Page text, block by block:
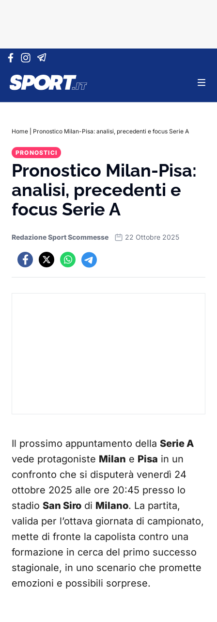
Vai al contenuto
Home Pronostico Milan-Pisa: analisi, precedenti e focus Serie A
PRONOSTICI
Pronostico Milan-Pisa:
analisi, precedenti e
focus Serie A
Redazione Sport Scommesse 22 Ottobre 2025
Il prossimo appuntamento della Serie A
vede protagoniste Milan e Pisa in un
confronto che si disputerà venerdì 24
ottobre 2025 alle ore 20:45 presso lo
stadio San Siro di Milano. La partita,
valida per l’ottava giornata di campionato,
mette di fronte la capolista contro una
formazione in cerca del primo successo
stagionale, in uno scenario che promette
emozioni e possibili sorprese.